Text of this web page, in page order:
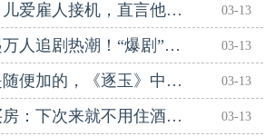
岳云鹏吐槽有些角儿爱雇人接机，直言他们凭什么 03-13
双平台热播，掀起万人追剧热潮！“爆剧”《逐玉》是怎样炼成的 03-13
这两根雉鸡翎不是随便加的，《逐玉》中谢征雉鸡翎造型你咋看 03-13
岳云鹏想在成都买房：下次来就不用住酒店了 03-13